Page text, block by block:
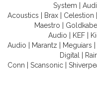
System
Acoustics
Brax Celestion
Maestro
Goldkabel
Audio
KEF|
Audio
Marantz Meguiars
Digital
Conn
Scansonic